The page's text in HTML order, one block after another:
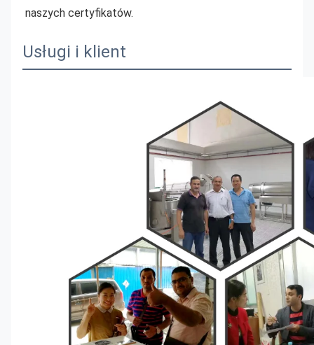
naszych certyfikatów.
Usługi i klient